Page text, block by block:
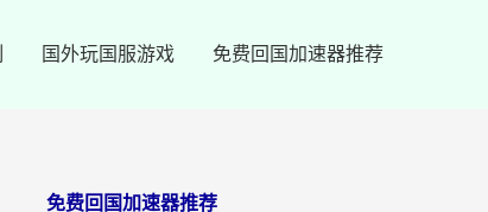
国外玩国服游戏 免费回国加速器推荐
免费回国加速器推荐